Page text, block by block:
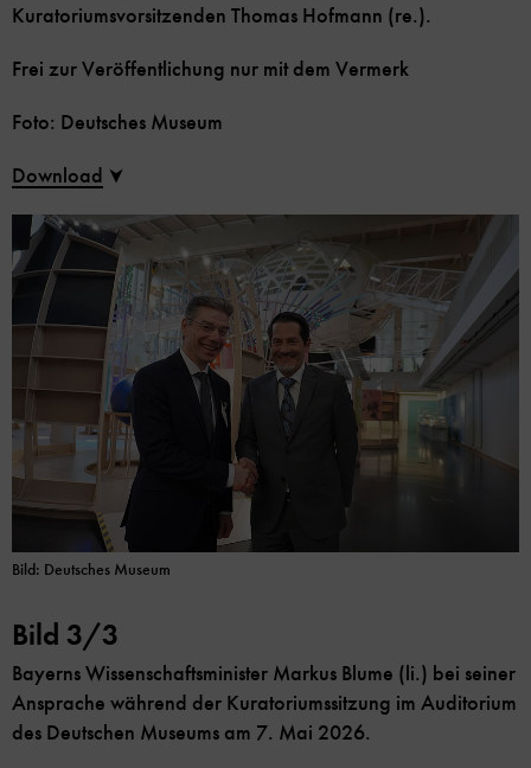
Bild: Deutsches Museum
Kuratoriumsvorsitzenden Thomas Hofmann (re.).
Frei zur Veröffentlichung nur mit dem Vermerk
Foto: Deutsches Museum
Download
Bild 3/3
Bayerns Wissenschaftsminister Markus Blume (li.) bei seiner
Ansprache während der Kuratoriumssitzung im Auditorium
des Deutschen Museums am 7. Mai 2026.